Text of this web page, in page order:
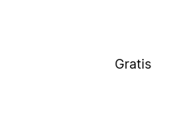
Gratis